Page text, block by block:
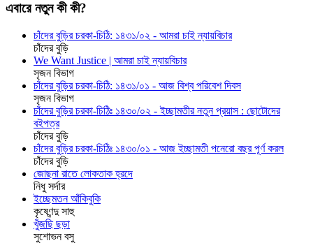
এবারে নতুন কী কী?
চাঁদের বুড়ির চরকা-চিঠি: ১৪৩১/০২ - আমরা চাই ন্যায়বিচার
চাঁদের বুড়ি
We Want Justice | আমরা চাই ন্যায়বিচার
সৃজন বিভাগ
চাঁদের বুড়ির চরকা-চিঠি: ১৪৩১/০১ - আজ বিশ্ব পরিবেশ দিবস
সৃজন বিভাগ
চাঁদের বুড়ির চরকা-চিঠিঃ ১৪৩০/০২ - ইচ্ছামতীর নতুন প্রয়াস : ছোটোদের
বইপত্র
চাঁদের বুড়ি
চাঁদের বুড়ির চরকা-চিঠিঃ ১৪৩০/০১ - আজ ইচ্ছামতী পনেরো বছর পূর্ণ করল
চাঁদের বুড়ি
জোছনা রাতে লোকতাক হ্রদে
নিধু সর্দার
ইচ্ছেমতন আঁকিবুকি
কৃষ্ণেন্দু সাহু
খুঁজছি ছড়া
সুশোভন বসু